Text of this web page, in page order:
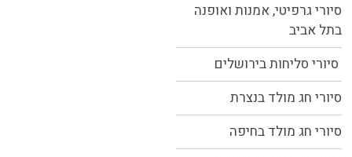
סיורי גרפיטי, אמנות ואופנה
בתל אביב
סיורי סליחות בירושלים
סיורי חג מולד בנצרת
סיורי חג מולד בחיפה